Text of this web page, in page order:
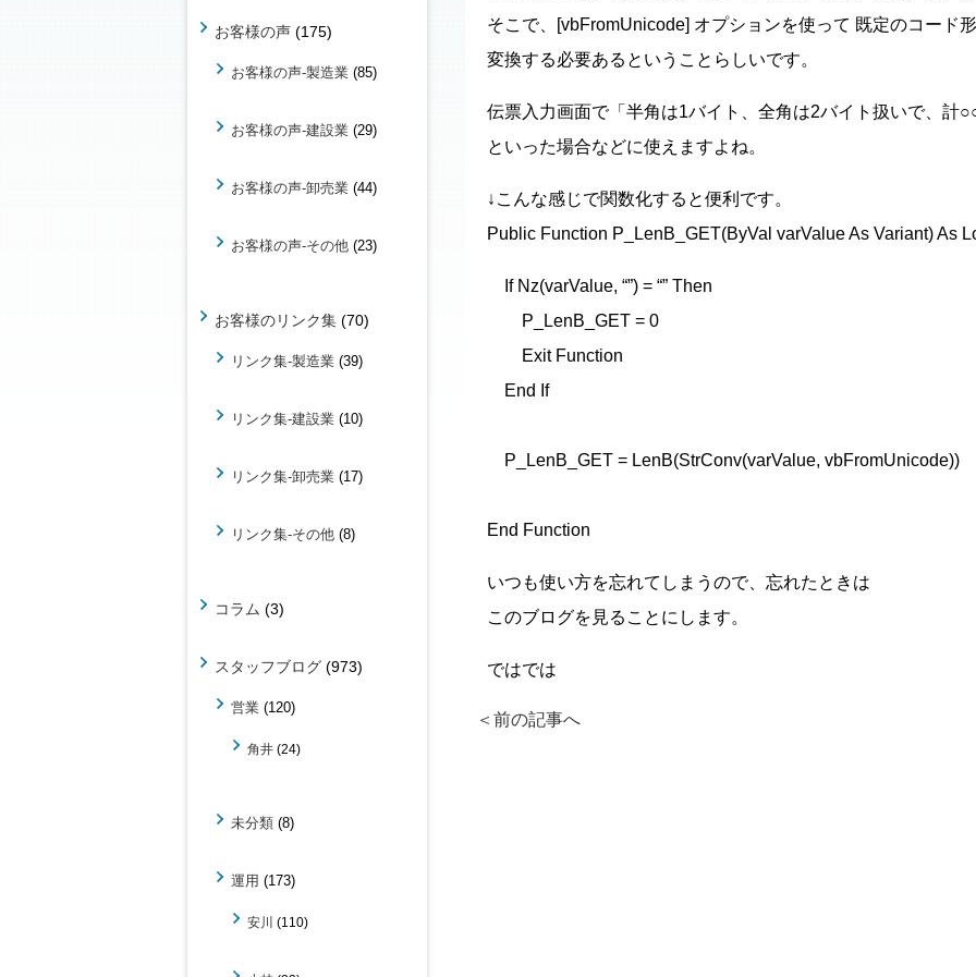
そこで、[vbFromUnicode] オプションを使って 既定のコード
変換する必要あるということらしいです。
伝票入力画面で「半角は1バイト、全角は2バイト扱いで、計
といった場合などに使えますよね。
↓こんな感じで関数化すると便利です。
Public Function P_LenB_GET(ByVal varValue As Variant) As
If Nz(varValue, “”) = “” Then
P_LenB_GET = 0
Exit Function
End If
P_LenB_GET = LenB(StrConv(varValue, vbFromUnicode))
End Function
いつも使い方を忘れてしまうので、忘れたときは
このブログを見ることにします。
ではでは
＜前の記事へ
お客様の声 (175)
お客様の声-製造業 (85)
お客様の声-建設業 (29)
お客様の声-卸売業 (44)
お客様の声-その他 (23)
お客様のリンク集 (70)
リンク集-製造業 (39)
リンク集-建設業 (10)
リンク集-卸売業 (17)
リンク集-その他 (8)
コラム (3)
スタッフブログ (973)
営業 (120)
角井 (24)
未分類 (8)
運用 (173)
安川 (110)